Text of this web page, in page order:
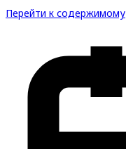
Перейти к содержимому